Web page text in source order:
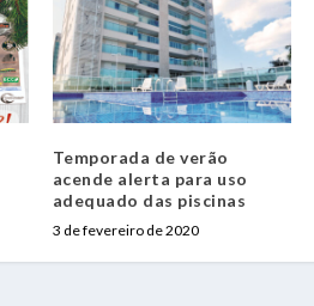
Temporada de verão
acende alerta para uso
adequado das piscinas
3 de fevereiro de 2020